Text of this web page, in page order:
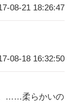
08-21 18:26:47
08-18 16:32:50
……柔らかいの